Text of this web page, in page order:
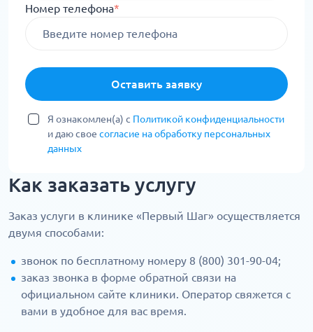
Номер телефона*
Оставить заявку
Я ознакомлен(а) с Политикой конфиденциальности
и даю свое согласие на обработку персональных
данных
Как заказать услугу
Заказ услуги в клинике «Первый Шаг» осуществляется
двумя способами:
звонок по бесплатному номеру 8 (800) 301-90-04;
заказ звонка в форме обратной связи на
официальном сайте клиники. Оператор свяжется с
вами в удобное для вас время.